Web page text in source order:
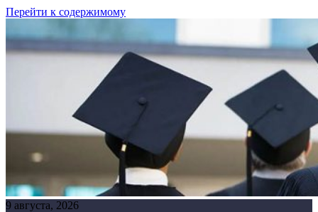
Перейти к содержимому
9 августа, 2026